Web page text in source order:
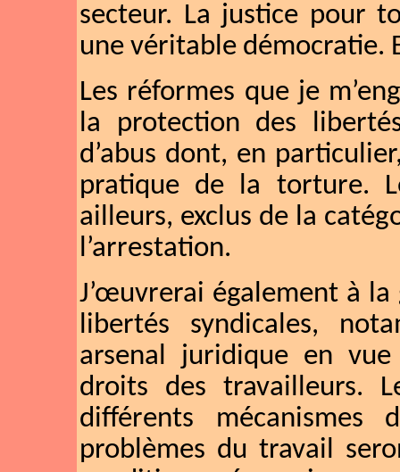
secteur. La justice pour
une véritable démocratie.
Les réformes que je
la protection des
d’abus dont, en
pratique de la torture.
ailleurs, exclus de la
l’arrestation.
J’œuvrerai également à
libertés syndicales,
arsenal juridique en
droits des travailleurs.
différents mécanismes
problèmes du travail